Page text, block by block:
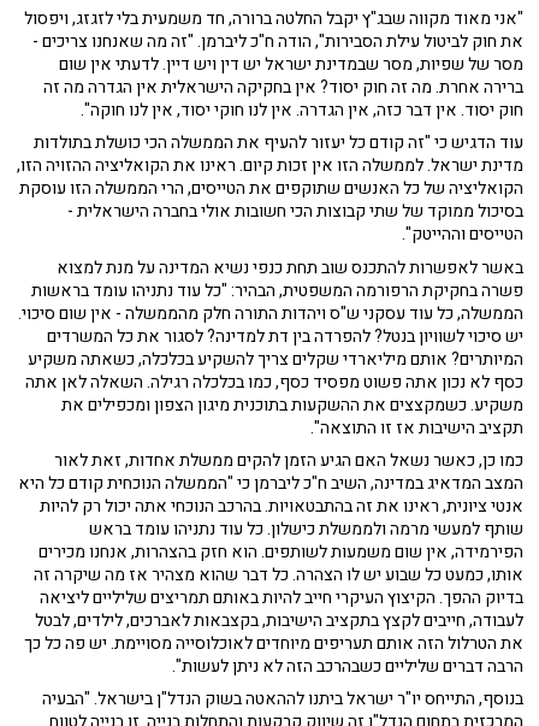
"אני מאוד מקווה שבג"ץ יקבל החלטה ברורה, חד משמעית בלי לזגזג, ויפסול
את חוק לביטול עילת הסבירות", הודה ח"כ ליברמן. "זה מה שאנחנו צריכים -
מסר של שפיות, מסר שבמדינת ישראל יש דין ויש דיין. לדעתי אין שום
ברירה אחרת. מה זה חוק יסוד? אין בחקיקה הישראלית אין הגדרה מה זה
חוק יסוד. אין דבר כזה, אין הגדרה. אין לנו חוקי יסוד, אין לנו חוקה".
עוד הדגיש כי "זה קודם כל יעזור להעיף את הממשלה הכי כושלת בתולדות
מדינת ישראל. לממשלה הזו אין זכות קיום. ראינו את הקואליציה ההזויה הזו,
הקואליציה של כל האנשים שתוקפים את הטייסים, הרי הממשלה הזו עוסקת
בסיכול ממוקד של שתי קבוצות הכי חשובות אולי בחברה הישראלית -
הטייסים וההייטק".
באשר לאפשרות להתכנס שוב תחת כנפי נשיא המדינה על מנת למצוא
פשרה בחקיקת הרפורמה המשפטית, הבהיר: "כל עוד נתניהו עומד בראשות
הממשלה, כל עוד עסקני ש"ס ויהדות התורה חלק מהממשלה - אין שום סיכוי.
יש סיכוי לשוויון בנטל? להפרדה בין דת למדינה? לסגור את כל המשרדים
המיותרים? אותם מיליארדי שקלים צריך להשקיע בכלכלה, כשאתה משקיע
כסף לא נכון אתה פשוט מפסיד כסף, כמו בכלכלה רגילה. השאלה לאן אתה
משקיע. כשמקצצים את ההשקעות בתוכנית מיגון הצפון ומכפילים את
תקציב הישיבות אז זו התוצאה".
כמו כן, כאשר נשאל האם הגיע הזמן להקים ממשלת אחדות, זאת לאור
המצב המדאיג במדינה, השיב ח"כ ליברמן כי "הממשלה הנוכחית קודם כל היא
אנטי ציונית, ראינו את זה בהתבטאויות. בהרכב הנוכחי אתה יכול רק להיות
שותף למעשי מרמה ולממשלת כישלון. כל עוד נתניהו עומד בראש
הפירמידה, אין שום משמעות לשותפים. הוא חזק בהצהרות, אנחנו מכירים
אותו, כמעט כל שבוע יש לו הצהרה. כל דבר שהוא מצהיר אז מה שיקרה זה
בדיוק ההפך. הקיצוץ העיקרי חייב להיות באותם תמריצים שליליים ליציאה
לעבודה, חייבים לקצץ בתקציב הישיבות, בקצבאות לאברכים, לילדים, לבטל
את הטרלול הזה אותם תעריפים מיוחדים לאוכלוסייה מסויימת. יש פה כל כך
הרבה דברים שליליים כשבהרכב הזה לא ניתן לעשות".
בנוסף, התייחס יו"ר ישראל ביתנו לההאטה בשוק הנדל"ן בישראל. "הבעיה